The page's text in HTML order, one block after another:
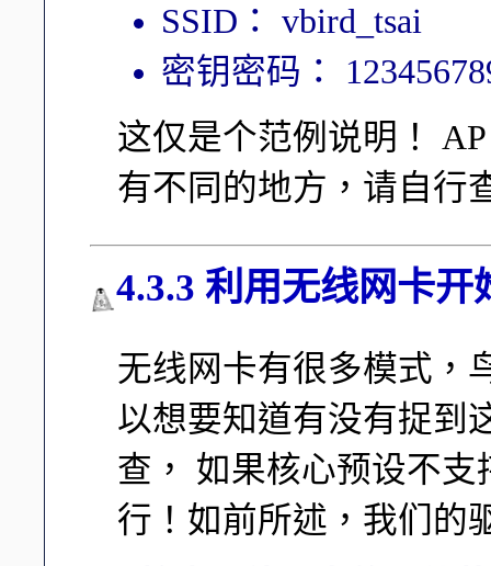
SSID： vbird_tsai
密钥密码：
这仅是个范例说明！
有不同的地方，请自行
4.3.3 利用无线网卡开
无线网卡有很多模式，
以想要知道有没有捉到
查， 如果核心预设不
行！如前所述，我们的